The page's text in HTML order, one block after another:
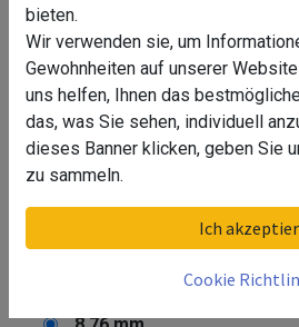
Gummieinlage für
Benine / Emely
bieten.
Wir verwenden sie, um
Gewohnheiten auf unserer
uns helfen, Ihnen das
das, was Sie sehen, individuell
dieses Banner klicken, geben Sie
zu sammeln.
Ich
Cookie